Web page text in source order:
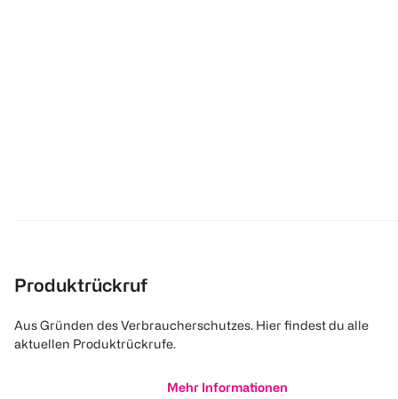
Produktrückruf
Aus Gründen des Verbraucherschutzes. Hier findest du alle
aktuellen Produktrückrufe.
Mehr Informationen